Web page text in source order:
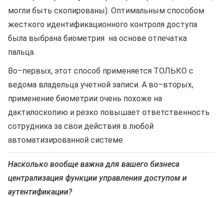
могли быть скопированы). Оптимальным способом
жесткого идентификационного контроля доступа
была выбрана биометрия на основе отпечатка
пальца.
Во–первых, этот способ применяется ТОЛЬКО с
ведома владельца учетной записи. А во–вторых,
применение биометрии очень похоже на
дактилоскопию и резко повышает ответственность
сотрудника за свои действия в любой
автоматизированной системе.
Насколько вообще важна для вашего бизнеса
централизация функции управления доступом и
аутентификации?